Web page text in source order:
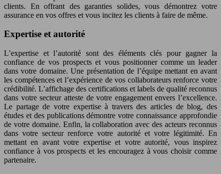
clients. En offrant des garanties solides, vous démontrez votre
assurance en vos offres et vous incitez les clients à faire de même.
Expertise et autorité
L’expertise et l’autorité sont des éléments clés pour gagner la
confiance de vos prospects et vous positionner comme un leader
dans votre domaine. Une présentation de l’équipe mettant en avant
les compétences et l’expérience de vos collaborateurs renforce votre
crédibilité. L’affichage des certifications et labels de qualité reconnus
dans votre secteur atteste de votre engagement envers l’excellence.
Le partage de votre expertise à travers des articles de blog, des
études et des publications démontre votre connaissance approfondie
de votre domaine. Enfin, la collaboration avec des acteurs reconnus
dans votre secteur renforce votre autorité et votre légitimité. En
mettant en avant votre expertise et votre autorité, vous inspirez
confiance à vos prospects et les encouragez à vous choisir comme
partenaire.